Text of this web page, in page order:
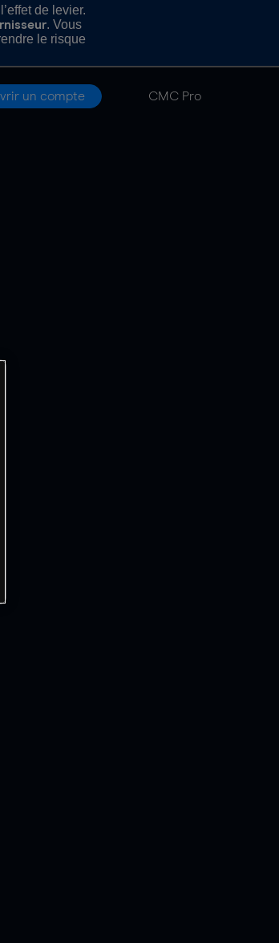
de levier.
. Vous
le risque
un compte CMC Pro